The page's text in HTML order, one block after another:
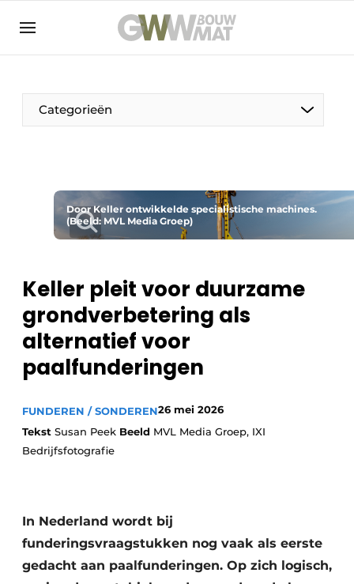
NL EN
Categorieën
De Pen
Vrouw in de bouw
Fundering
Kopen/Huren/Leasen
Door Keller ontwikkelde specialistische machines.
(Beeld: MVL Media Groep)
Keller pleit voor duurzame
grondverbetering als
alternatief voor
paalfunderingen
FUNDEREN / SONDEREN26 mei 2026
Tekst Susan Peek Beeld MVL Media Groep, IXI
Bedrijfsfotografie
In Nederland wordt bij
funderingsvraagstukken nog vaak als eerste
gedacht aan paalfunderingen. Op zich logisch,